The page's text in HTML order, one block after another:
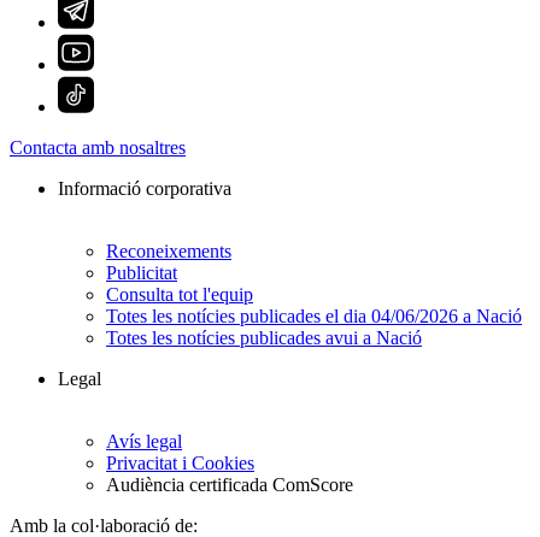
Contacta amb nosaltres
Informació corporativa
Reconeixements
Publicitat
Consulta tot l'equip
Totes les notícies publicades el dia 04/06/2026 a Nació
Totes les notícies publicades avui a Nació
Legal
Avís legal
Privacitat i Cookies
Audiència certificada ComScore
Amb la col·laboració de: